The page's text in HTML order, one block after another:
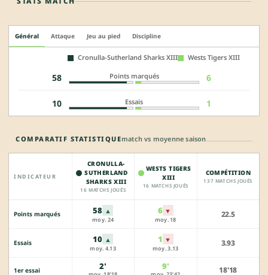
Général Attaque Jeu au pied Discipline
Cronulla-Sutherland Sharks XIII Wests Tigers XIII
58 Points marqués 6
10 Essais 1
COMPARATIF STATISTIQUEmatch vs moyenne saison
INDICATEUR
CRONULLA-
SUTHERLAND
SHARKS XIII
16 MATCHS JOUÉS
WESTS TIGERS
XIII
16 MATCHS JOUÉS
COMPÉTITION
137 MATCHS JOUÉS
Points marqués 58 ▲
moy. 24
6 ▼
moy. 18
22.5
Essais 10 ▲
moy. 4.13
1 ▼
moy. 3.13
3.93
1er essai 2' 9' 18'18